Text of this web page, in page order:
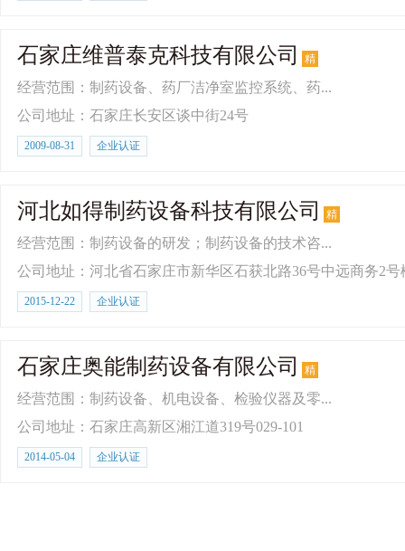
石家庄维普泰克科技有限公司 精
经营范围：制药设备、药厂洁净室监控系统、药...
公司地址：石家庄长安区谈中街24号
2009-08-31 企业认证
河北如得制药设备科技有限公司 精
经营范围：制药设备的研发；制药设备的技术咨...
公司地址：河北省石家庄市新华区石获北路36号中远商务2号
2015-12-22 企业认证
石家庄奥能制药设备有限公司 精
经营范围：制药设备、机电设备、检验仪器及零...
公司地址：石家庄高新区湘江道319号029-101
2014-05-04 企业认证